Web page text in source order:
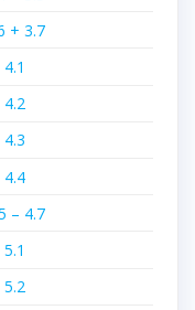
+ 3.7
4.2
4.4
– 4.7
5.2